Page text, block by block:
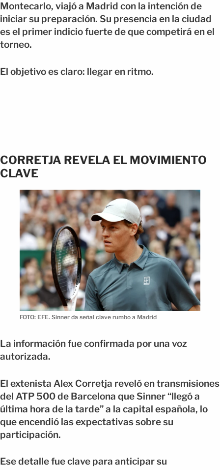
Montecarlo, viajó a Madrid con la intención de
iniciar su preparación. Su presencia en la ciudad
es el primer indicio fuerte de que competirá en el
torneo.
El objetivo es claro: llegar en ritmo.
CORRETJA REVELA EL MOVIMIENTO
CLAVE
FOTO: EFE. Sinner da señal clave rumbo a Madrid
La información fue confirmada por una voz
autorizada.
El extenista Alex Corretja reveló en transmisiones
del ATP 500 de Barcelona que Sinner “llegó a
última hora de la tarde” a la capital española, lo
que encendió las expectativas sobre su
participación.
Ese detalle fue clave para anticipar su